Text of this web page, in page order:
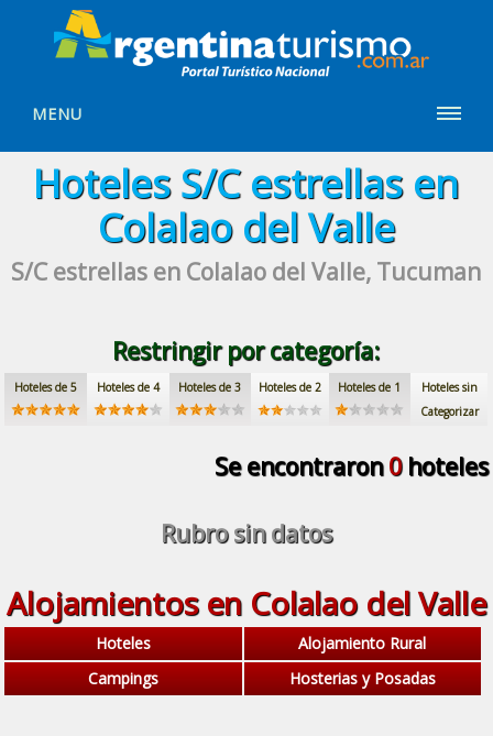
MENU
HotelesS/C estrellasen
Colalao del Valle
S/C estrellas en Colalao del Valle, Tucuman
Restringir por categoría:
Hoteles de 5 Hoteles de 4 Hoteles de 3 Hoteles de 2 Hoteles de 1
Hoteles sin
Categorizar
Se encontraron0hoteles
Rubro sin datos
Alojamientos en Colalao del Valle
Hoteles
Alojamiento Rural
Campings
Hosterias y Posadas